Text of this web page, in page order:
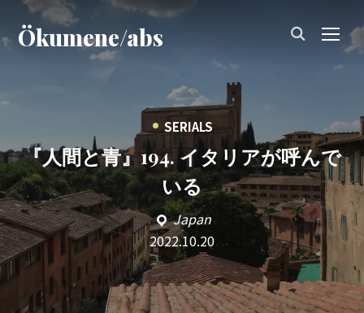
Ökumene/abs
• SERIALS
『人間と青』194. イタリアが呼んで
いる
Japan
2022.10.20